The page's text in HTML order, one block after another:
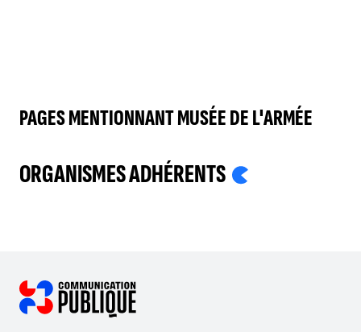
PAGES MENTIONNANT MUSÉE DE L'ARMÉE
ORGANISMES ADHÉRENTS